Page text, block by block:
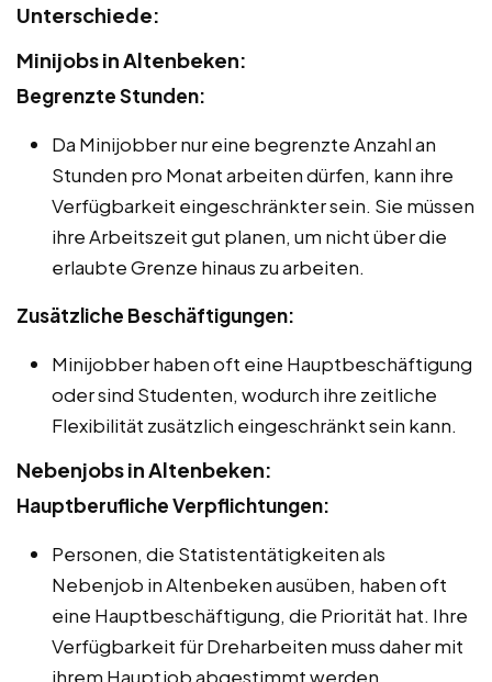
Unterschiede:
Minijobs in Altenbeken:
Begrenzte Stunden:
Da Minijobber nur eine begrenzte Anzahl an
Stunden pro Monat arbeiten dürfen, kann ihre
Verfügbarkeit eingeschränkter sein. Sie müssen
ihre Arbeitszeit gut planen, um nicht über die
erlaubte Grenze hinaus zu arbeiten.
Zusätzliche Beschäftigungen:
Minijobber haben oft eine Hauptbeschäftigung
oder sind Studenten, wodurch ihre zeitliche
Flexibilität zusätzlich eingeschränkt sein kann.
Nebenjobs in Altenbeken:
Hauptberufliche Verpflichtungen:
Personen, die Statistentätigkeiten als
Nebenjob in Altenbeken ausüben, haben oft
eine Hauptbeschäftigung, die Priorität hat. Ihre
Verfügbarkeit für Dreharbeiten muss daher mit
ihrem Hauptjob abgestimmt werden.